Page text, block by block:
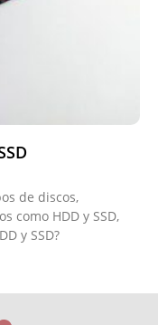
de discos,
como HDD y SSD,
y SSD?